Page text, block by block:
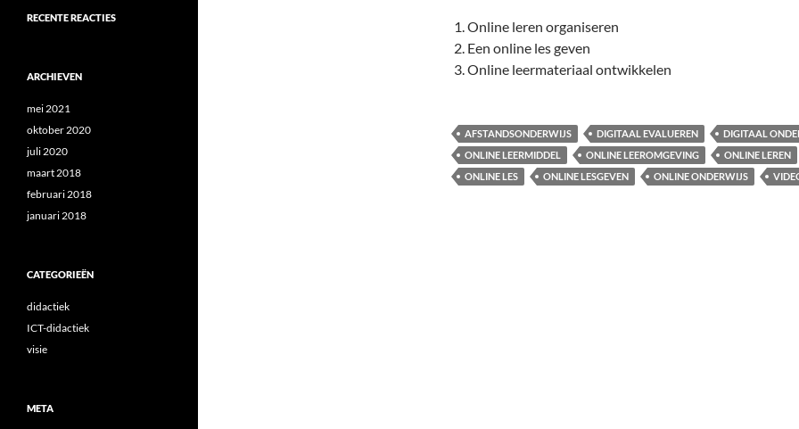
Online leren organiseren
Een online les geven
Online leermateriaal ontwikkelen
AFSTANDSONDERWIJS DIGITAAL EVALUEREN
DIGITAAL
ONLINE LEERMIDDEL
ONLINE LEEROMGEVING
ONLINE LEREN
ONLINE LES
ONLINE LESGEVEN ONLINE ONDERWIJS
RECENTE REACTIES
ARCHIEVEN
mei 2021
oktober 2020
juli 2020
maart 2018
februari 2018
januari 2018
CATEGORIEËN
didactiek
ICT-didactiek
visie
META